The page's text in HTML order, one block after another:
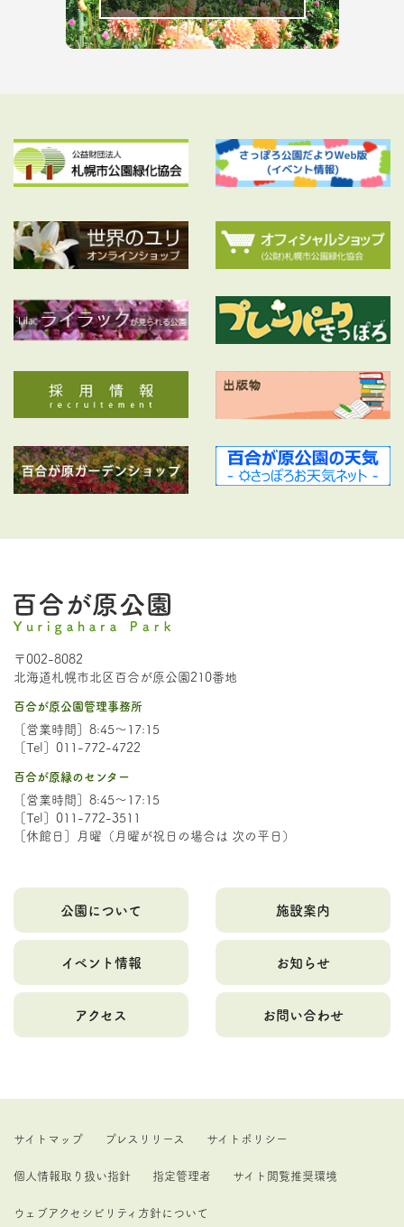
〒002-8082
北海道札幌市北区百合が原公園210番地
百合が原公園管理事務所
［営業時間］8:45～17:15
［Tel］011-772-4722
百合が原緑のセンター
［営業時間］8:45～17:15
［Tel］011-772-3511
［休館日］月曜（月曜が祝日の場合は 次の平日）
公園について 施設案内
イベント情報 お知らせ
アクセス お問い合わせ
サイトマップ プレスリリース サイトポリシー
個人情報取り扱い指針 指定管理者 サイト閲覧推奨環境
ウェブアクセシビリティ方針について